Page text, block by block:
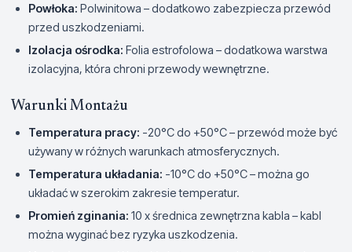
Powłoka: Polwinitowa – dodatkowo zabezpiecza przewód
przed uszkodzeniami.
Izolacja ośrodka: Folia estrofolowa – dodatkowa warstwa
izolacyjna, która chroni przewody wewnętrzne.
Warunki Montażu
Temperatura pracy: -20°C do +50°C – przewód może być
używany w różnych warunkach atmosferycznych.
Temperatura układania: -10°C do +50°C – można go
układać w szerokim zakresie temperatur.
Promień zginania: 10 x średnica zewnętrzna kabla – kabl
można wyginać bez ryzyka uszkodzenia.